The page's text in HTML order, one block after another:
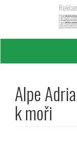
Alpe
k moři